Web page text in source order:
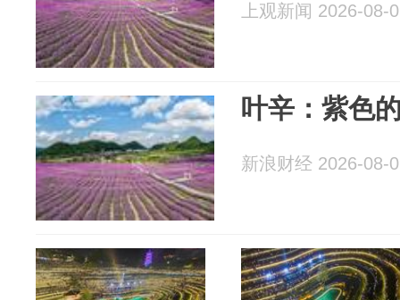
上观新闻 2026-08-
叶辛：紫色
新浪财经 2026-08-